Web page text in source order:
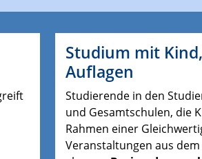
Studium mit
Auflagen
Studierende in den
und Gesamtschulen, die
Rahmen einer
Veranstaltungen aus